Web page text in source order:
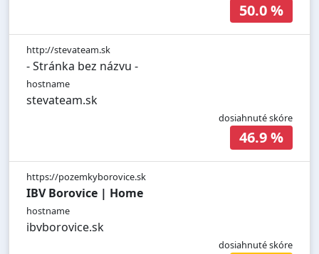
50.0 %
http://stevateam.sk
- Stránka bez názvu -
hostname
stevateam.sk
dosiahnuté skóre
46.9 %
https://pozemkyborovice.sk
IBV Borovice | Home
hostname
ibvborovice.sk
dosiahnuté skóre